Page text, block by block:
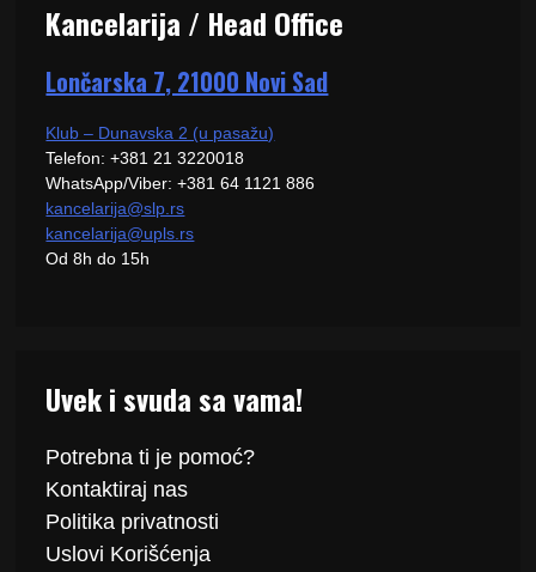
Kancelarija / Head Office
Lončarska 7, 21000 Novi Sad
Klub – Dunavska 2 (u pasažu)
Telefon: +381 21 3220018
WhatsApp/Viber: +381 64 1121 886
kancelarija@slp.rs
kancelarija@upls.rs
Od 8h do 15h
Uvek i svuda sa vama!
Potrebna ti je pomoć?
Kontaktiraj nas
Politika privatnosti
Uslovi Korišćenja